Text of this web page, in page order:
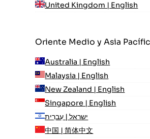
United Kingdom | English
Oriente Medio y Asia
Australia | English
Malaysia | English
New Zealand | English
Singapore | English
ישראל | עִברִית
中国 | 简体中文